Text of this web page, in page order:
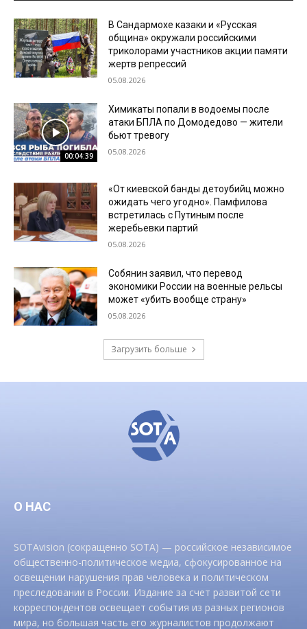
В Сандармохе казаки и «Русская
община» окружали российскими
триколорами участников акции памяти
жертв репрессий
05.08.2026
00:04:39
Химикаты попали в водоемы после
атаки БПЛА по Домодедово — жители
бьют тревогу
05.08.2026
«От киевской банды детоубийц можно
ожидать чего угодно». Памфилова
встретилась с Путиным после
жеребьевки партий
05.08.2026
Собянин заявил, что перевод
экономики России на военные рельсы
может «убить вообще страну»
05.08.2026
Загрузить больше
О НАС
SOTAvision (сокращенно SOTA) — российское независимое
общественно-политическое медиа, сфокусированное на
освещении нарушения прав человека и политическом
преследовании в России. Издание за счет развитой сети
корреспондентов освещает события из разных регионов
мира, но большая часть его журналистов продолжают